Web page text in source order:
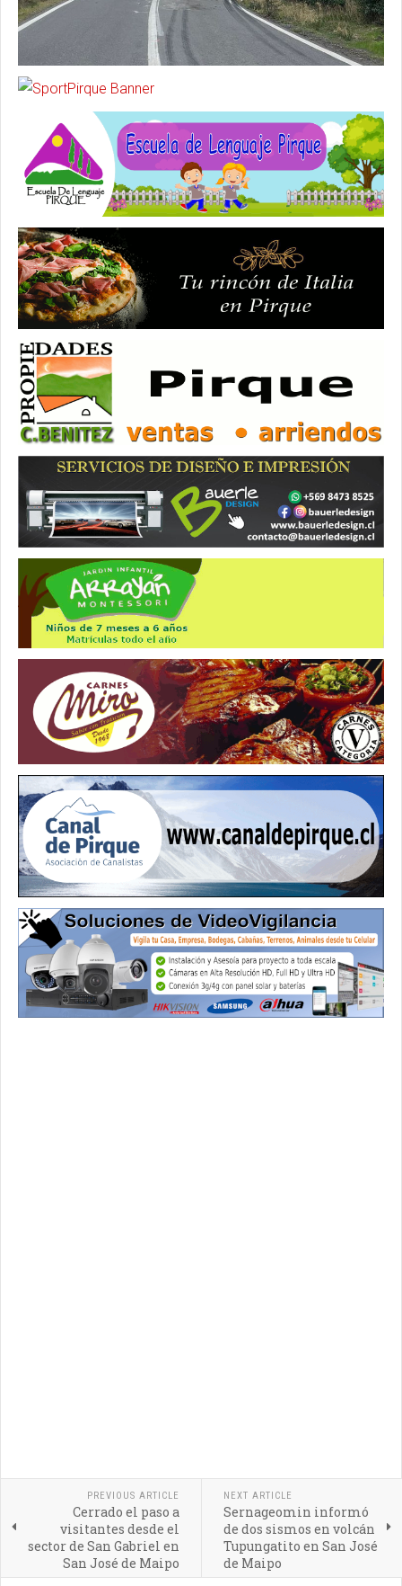
PREVIOUS ARTICLE
Cerrado el paso a
visitantes desde el
sector de San Gabriel en
San José de Maipo
NEXT ARTICLE
Sernageomin informó
de dos sismos en volcán
Tupungatito en San José
de Maipo